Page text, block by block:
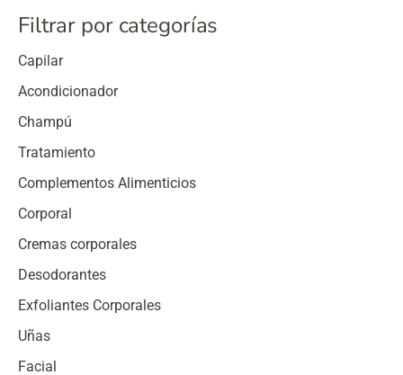
Filtrar por categorías
Capilar
Acondicionador
Champú
Tratamiento
Complementos Alimenticios
Corporal
Cremas corporales
Desodorantes
Exfoliantes Corporales
Uñas
Facial